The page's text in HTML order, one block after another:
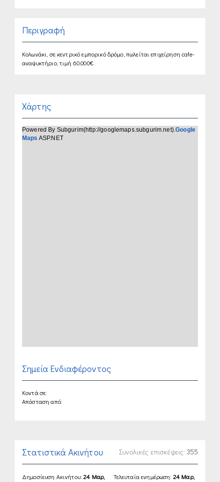
Περιγραφή
Κολωνάκι, σε κεντρικό εμπορικό δρόμο, πωλείται επιχείρηση cafe-
αναψυκτήριο, τιμή 60.000€
Χάρτης
Powered By Subgurim(http://googlemaps.subgurim.net).Google
Maps ASP.NET
Σημεία Ενδιαφέροντος
Κοντά σε:
Απόσταση από:
Στατιστικά Ακινήτου Συνολικές επισκέψεις: 355
Δημοσίευση Ακινήτου: 24 Μαρ,
Τελευταία ενημέρωση: